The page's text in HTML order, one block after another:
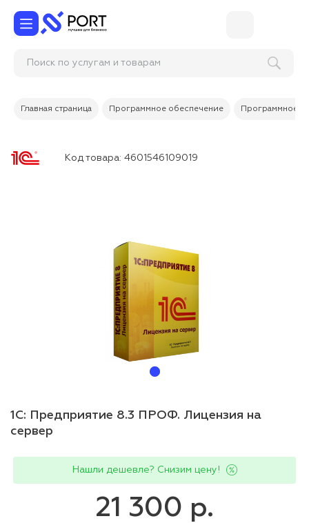
Главная страница Программное обеспечение Программное
Код товара: 4601546109019
1С: Предприятие 8.3 ПРОФ. Лицензия на
сервер
Нашли дешевле? Снизим цену!
21 300 р.